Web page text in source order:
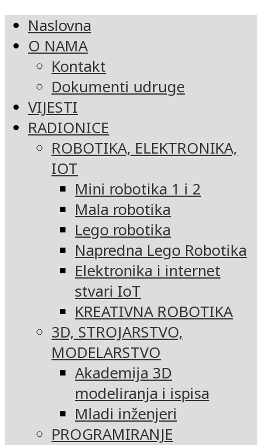
Naslovna
O NAMA
Kontakt
Dokumenti udruge
VIJESTI
RADIONICE
ROBOTIKA, ELEKTRONIKA,
IOT
Mini robotika 1 i 2
Mala robotika
Lego robotika
Napredna Lego Robotika
Elektronika i internet
stvari IoT
KREATIVNA ROBOTIKA
3D, STROJARSTVO,
MODELARSTVO
Akademija 3D
modeliranja i ispisa
Mladi inženjeri
PROGRAMIRANJE